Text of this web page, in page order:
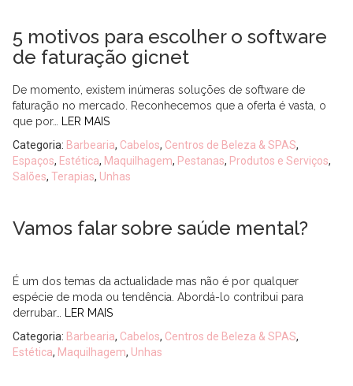
5 motivos para escolher o software
de faturação gicnet
De momento, existem inúmeras soluções de software de
faturação no mercado. Reconhecemos que a oferta é vasta, o
que por…
LER MAIS
Categoria: Barbearia, Cabelos, Centros de Beleza & SPAS,
Espaços, Estética, Maquilhagem, Pestanas, Produtos e Serviços,
Salões, Terapias, Unhas
Vamos falar sobre saúde mental?
É um dos temas da actualidade mas não é por qualquer
espécie de moda ou tendência. Abordá-lo contribui para
derrubar…
LER MAIS
Categoria: Barbearia, Cabelos, Centros de Beleza & SPAS,
Estética, Maquilhagem, Unhas